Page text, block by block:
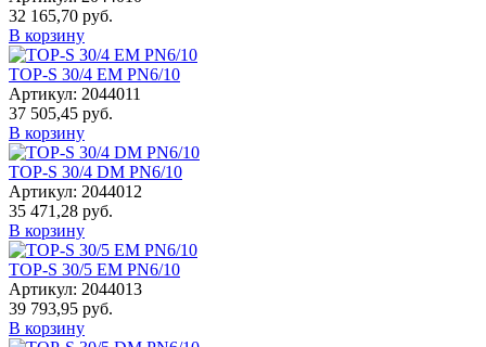
32 165,70 руб.
В корзину
TOP-S 30/4 EM PN6/10
Артикул: 2044011
37 505,45 руб.
В корзину
TOP-S 30/4 DM PN6/10
Артикул: 2044012
35 471,28 руб.
В корзину
TOP-S 30/5 EM PN6/10
Артикул: 2044013
39 793,95 руб.
В корзину